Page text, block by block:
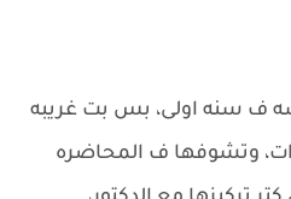
ف سنه اولى، بس بت غريبه
وتشوفها ف المحاضره